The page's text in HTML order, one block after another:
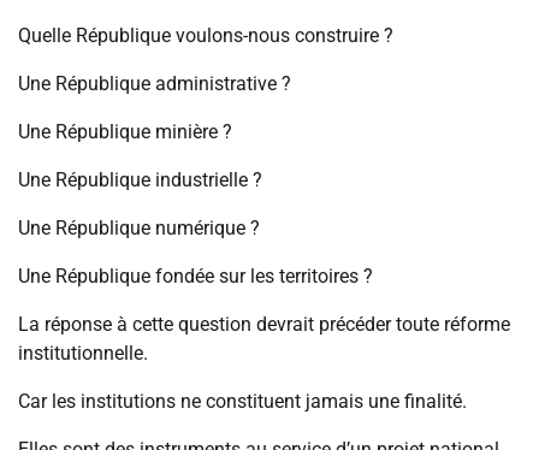
Quelle République voulons-nous construire ?
Une République administrative ?
Une République minière ?
Une République industrielle ?
Une République numérique ?
Une République fondée sur les territoires ?
La réponse à cette question devrait précéder toute réforme
institutionnelle.
Car les institutions ne constituent jamais une finalité.